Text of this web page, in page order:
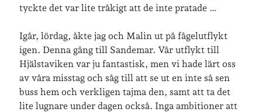
tyckte det var lite tråkigt att de inte pratade …
Igår, lördag, åkte jag och Malin ut på fågelutflykt
igen. Denna gång till Sandemar. Vår utflykt till
Hjälstaviken var ju fantastisk, men vi hade lärt oss
av våra misstag och såg till att se ut en inte så sen
buss hem och verkligen tajma den, samt att ta det
lite lugnare under dagen också. Inga ambitioner att